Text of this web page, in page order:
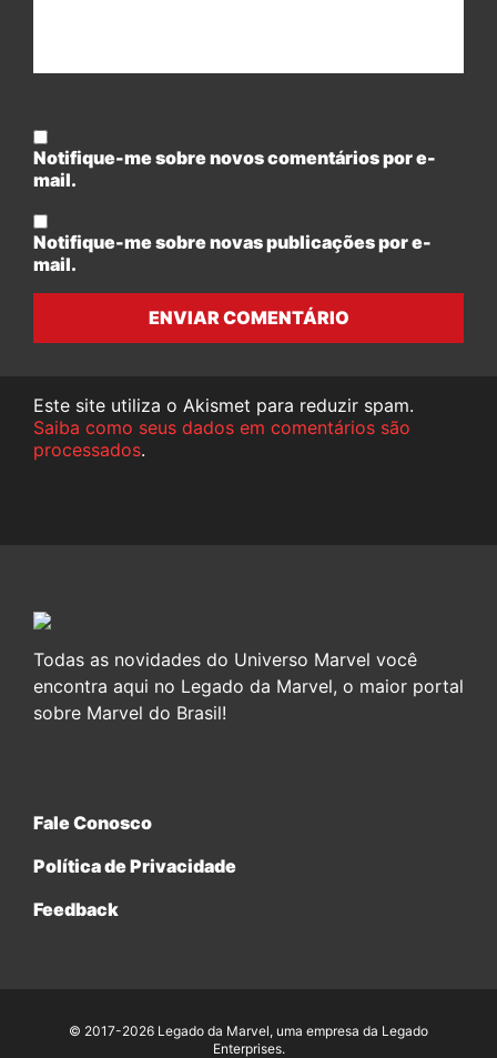
Notifique-me sobre novos comentários por e-
mail.
Notifique-me sobre novas publicações por e-
mail.
ENVIAR COMENTÁRIO
Este site utiliza o Akismet para reduzir spam.
Saiba como seus dados em comentários são
processados.
Todas as novidades do Universo Marvel você
encontra aqui no Legado da Marvel, o maior portal
sobre Marvel do Brasil!
Fale Conosco
Política de Privacidade
Feedback
© 2017-2026 Legado da Marvel, uma empresa da Legado
Enterprises.